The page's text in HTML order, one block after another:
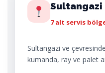
Sultangazi
7 alt servis
Sultangazi ve
kumanda, ray ve palet